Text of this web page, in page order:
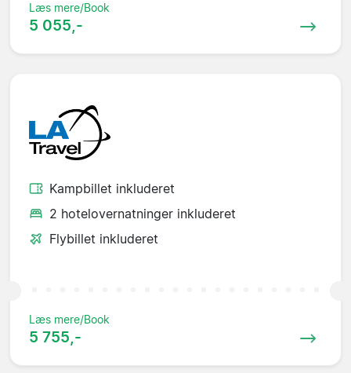
Læs mere/Book
5 055,-
Kampbillet inkluderet
2 hotelovernatninger inkluderet
Flybillet inkluderet
Læs mere/Book
5 755,-